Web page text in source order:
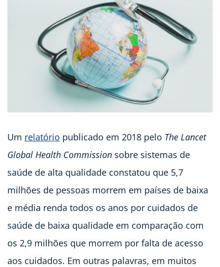
Um relatório publicado em 2018 pelo The Lancet
Global Health Commission sobre sistemas de
saúde de alta qualidade constatou que 5,7
milhões de pessoas morrem em países de baixa
e média renda todos os anos por cuidados de
saúde de baixa qualidade em comparação com
os 2,9 milhões que morrem por falta de acesso
aos cuidados. Em outras palavras, em muitos